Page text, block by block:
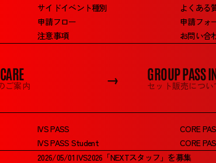
サイドイベント種別
申請フロー
注意事項
よくある
申請フォ
お問い合
ご案内 → GROUP PASS
セット販売につい
IVS PASS
IVS PASS Student
CORE
CORE
2026/05/01 IVS2026「NEXTスタッフ」を募集